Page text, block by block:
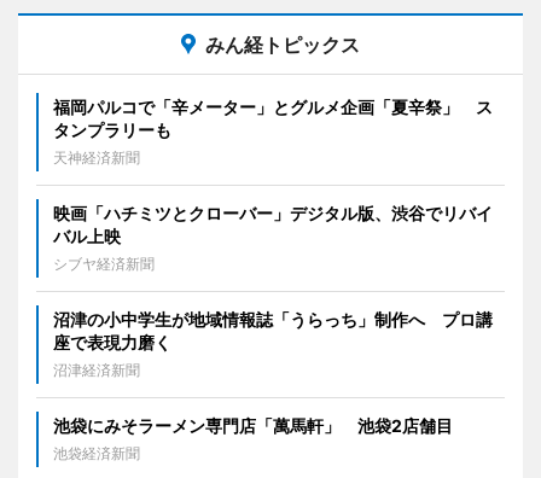
みん経トピックス
福岡パルコで「辛メーター」とグルメ企画「夏辛祭」 ス
タンプラリーも
天神経済新聞
映画「ハチミツとクローバー」デジタル版、渋谷でリバイ
バル上映
シブヤ経済新聞
沼津の小中学生が地域情報誌「うらっち」制作へ プロ講
座で表現力磨く
沼津経済新聞
池袋にみそラーメン専門店「萬馬軒」 池袋2店舗目
池袋経済新聞